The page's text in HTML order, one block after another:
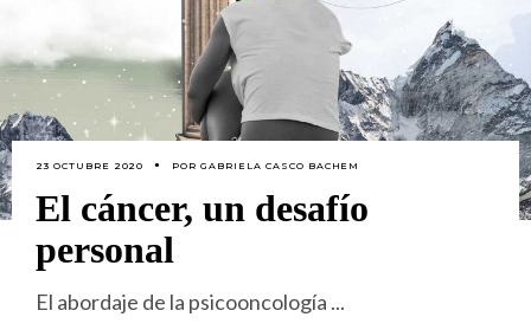
23 OCTUBRE 2020 PORGABRIELA CASCO BACHEM
El cáncer, un desafío
personal
El abordaje de la psicooncología